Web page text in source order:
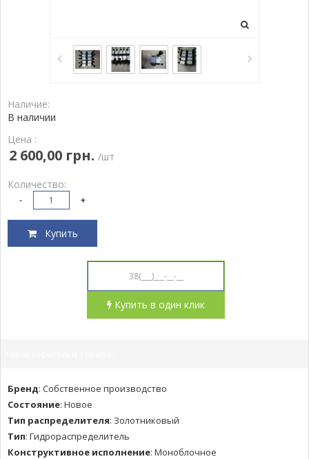
Наличие:
В наличии
Цена :
2 600,00 грн. /шт
Количество:
- +
Купить
Купить в один клик
Бренд: Собственное производство
Состояние: Новое
Тип распределителя: Золотниковый
Тип: Гидрораспределитель
Конструктивное исполнение: Моноблочное